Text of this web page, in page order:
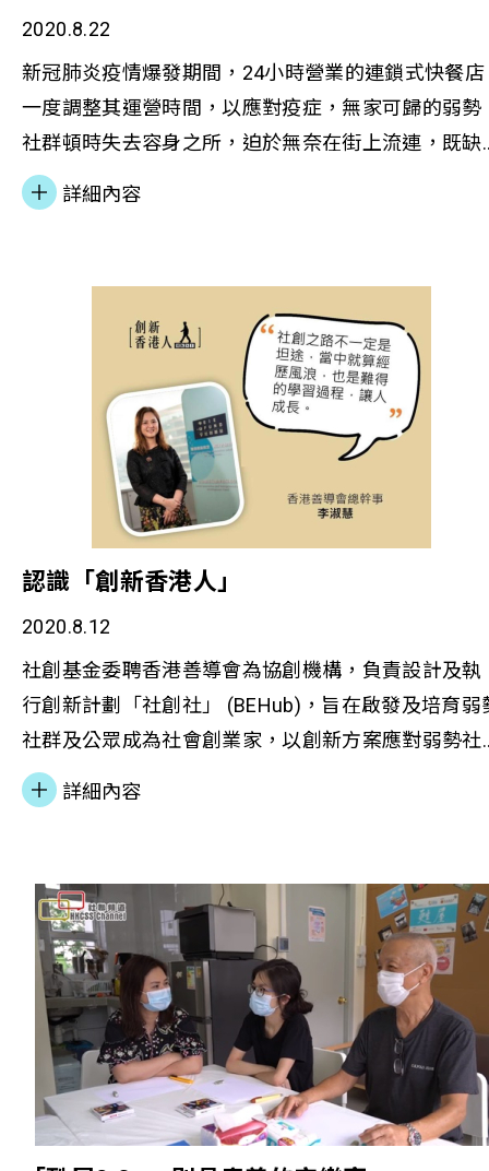
2020.8.22
新冠肺炎疫情爆發期間，24小時營業的連鎖式快餐店
一度調整其運營時間，以應對疫症，無家可歸的弱勢
社群頓時失去容身之所，迫於無奈在街上流連，既缺
乏防疫裝備，且擔心個人財物被盜。 香港善導會5月
賽馬會「新冠肺炎緊急援助基金」津助，於九龍西推
尖旺及深水埗一帶，為露宿者提供流動休息站及適切
的支援。 本會總幹事李淑慧女士聯同督導主任黃恩澤
和活動助理Kevin接受《Topick》訪問，除介紹服務
情及計劃概念外，更分享外展時難忘經歷。
詳細內容
認識「創新香港人」
2020.8.12
社創基金委聘香港善導會為協創機構，負責設計及執
行創新計劃「社創社」 (BEHub)，旨在啟發及培育弱
社群及公眾成為社會創業家，以創新方案應對弱勢社
群（包括更生人士、現在或曾經濫藥人士、少數族
裔、邊緣青少年、殘疾人士以及精神復元人士等）所
士接受社創基金訪問表示，弱勢社群是未經打磨的寶
石，本會透過給予他們一點助力，包括提供培訓、指
導及資源網絡，從旁協助其發展創意思維，實踐社會
創新方案，既解決社會問題，亦對人格發展有正面作
用。
詳細內容